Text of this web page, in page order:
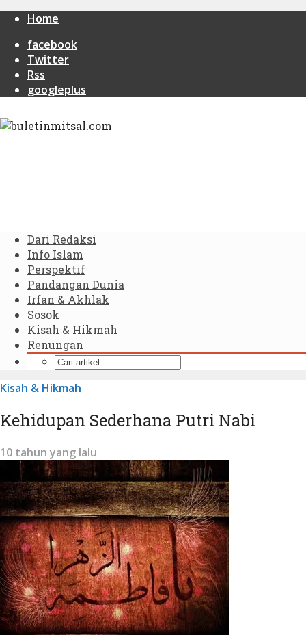
Home
facebook
Twitter
Rss
googleplus
Dari Redaksi
Info Islam
Perspektif
Pandangan Dunia
Irfan & Akhlak
Sosok
Kisah & Hikmah
Renungan
Kisah & Hikmah
Kehidupan Sederhana Putri Nabi
10 tahun yang lalu